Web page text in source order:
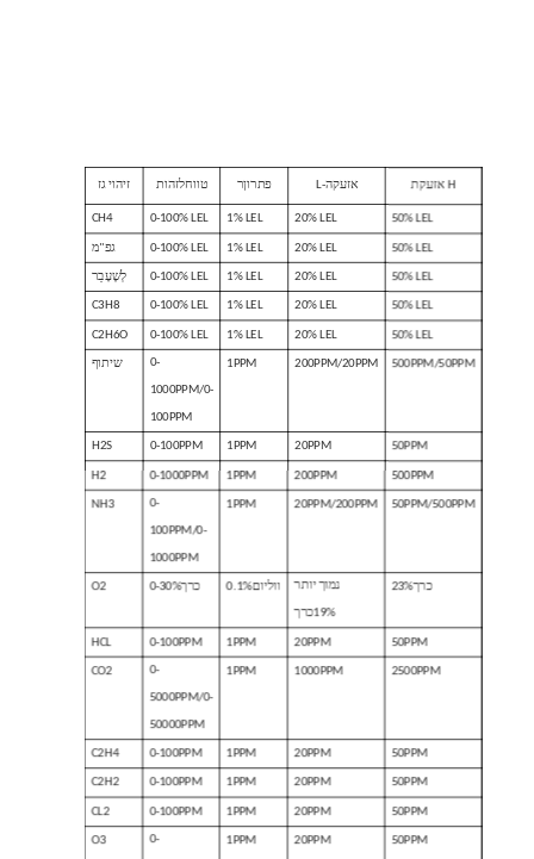
זיהוי גז לזהותטווח רפתרון L-אזעקה אזעקת H
CH4 0-100% LEL 1% LEL 20% LEL 50% LEL
גפ"מ 0-100% LEL 1% LEL 20% LEL 50% LEL
לְשֶׁעָבַר 0-100% LEL 1% LEL 20% LEL 50% LEL
C3H8 0-100% LEL 1% LEL 20% LEL 50% LEL
C2H6O 0-100% LEL 1% LEL 20% LEL 50% LEL
שיתוף
0-
1000PPM/0-
100PPM
1PPM 200PPM/20PPM 500PPM/50PPM
H2S 0-100PPM 1PPM 20PPM 50PPM
H2 0-1000PPM 1PPM 200PPM 500PPM
NH3
0-
100PPM/0-
1000PPM
1PPM 20PPM/200PPM 50PPM/500PPM
O2 0-30%כרך 0.1%ווליום
נמוך יותר
19%כרך
23%כרך
HCL 0-100PPM 1PPM 20PPM 50PPM
CO2
0-
5000PPM/0-
50000PPM
1PPM 1000PPM 2500PPM
C2H4 0-100PPM 1PPM 20PPM 50PPM
C2H2 0-100PPM 1PPM 20PPM 50PPM
CL2 0-100PPM 1PPM 20PPM 50PPM
O3
0-
1PPM 20PPM 50PPM